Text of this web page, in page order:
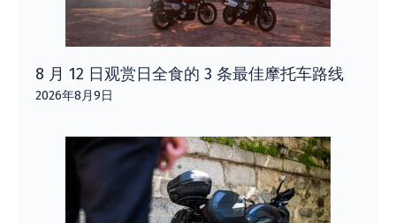
8 月 12 日观赏日全食的 3 条最佳摩托车路线
2026年8月9日